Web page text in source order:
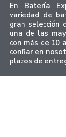
En Batería
variedad de
gran selección
una de las
con más de 10
confiar en
plazos de